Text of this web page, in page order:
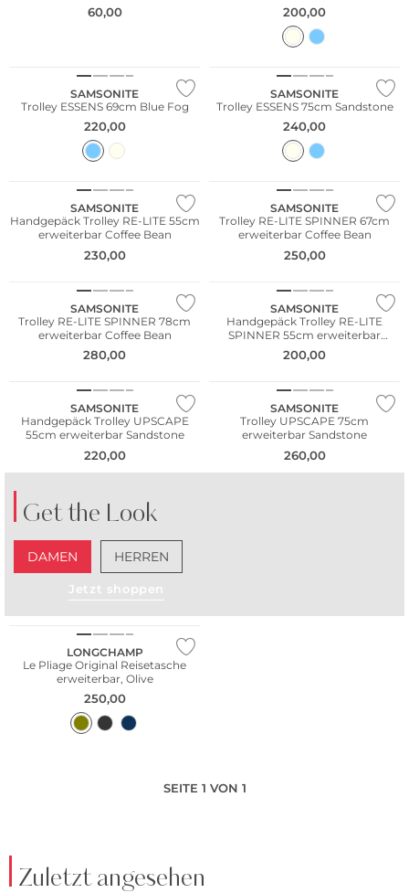
60,00 200,00
SAMSONITE
Trolley ESSENS 69cm Blue Fog
220,00
SAMSONITE
Trolley ESSENS 75cm Sandstone
240,00
SAMSONITE
Handgepäck Trolley RE-LITE 55cm
erweiterbar Coffee Bean
230,00
SAMSONITE
Trolley RE-LITE SPINNER 67cm
erweiterbar Coffee Bean
250,00
SAMSONITE
Trolley RE-LITE SPINNER 78cm
erweiterbar Coffee Bean
280,00
SAMSONITE
Handgepäck Trolley RE-LITE
SPINNER 55cm erweiterbar
Charcoal Amber
200,00
SAMSONITE
Handgepäck Trolley UPSCAPE
55cm erweiterbar Sandstone
220,00
SAMSONITE
Trolley UPSCAPE 75cm
erweiterbar Sandstone
260,00
Get the Look
DAMEN HERREN
Jetzt shoppen
LONGCHAMP
Le Pliage Original Reisetasche
erweiterbar, Olive
250,00
SEITE 1 VON 1
Zuletzt angesehen